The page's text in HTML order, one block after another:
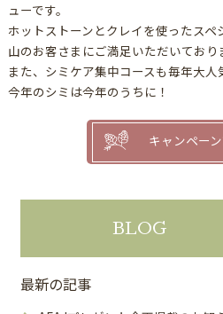
ューです。
ホットストーンとクレイを使ったス
山のお客さまにご満足いただいており
また、シミケア集中コースも毎年大人
今年のシミは今年のうちに！
キャンペー
BLOG
最新の記事